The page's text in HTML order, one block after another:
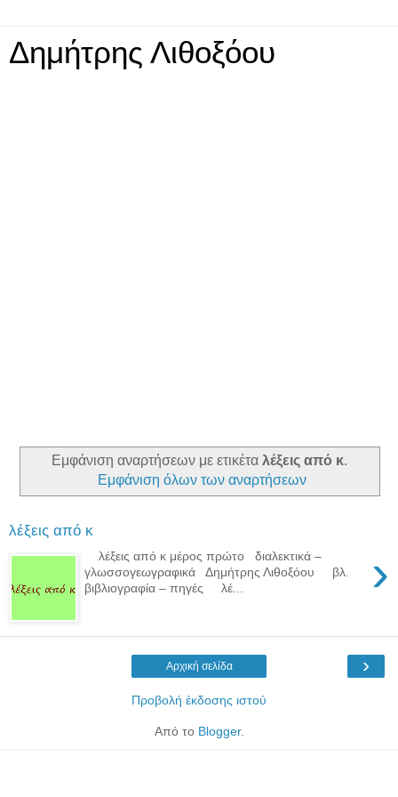
Δημήτρης Λιθοξόου
Εμφάνιση αναρτήσεων με ετικέτα λέξεις από κ.
Εμφάνιση όλων των αναρτήσεων
λέξεις από κ
›
λέξεις από κ μέρος πρώτο διαλεκτικά –
γλωσσογεωγραφικά Δημήτρης Λιθοξόου βλ.
βιβλιογραφία – πηγές λέ...
›
Αρχική σελίδα
Προβολή έκδοσης ιστού
Από το Blogger.